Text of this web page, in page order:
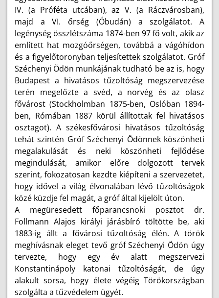
IV. (a Próféta utcában), az V. (a Ráczvárosban),
majd a VI. őrség (Óbudán) a szolgálatot. A
legénység összlétszáma 1874-ben 97 fő volt, akik az
említett hat mozgóőrségen, továbbá a vágóhídon
és a figyelőtoronyban teljesítettek szolgálatot. Gróf
Széchenyi Ödön munkájának tudható be az is, hogy
Budapest a hivatásos tűzoltóság megszervezése
terén megelőzte a svéd, a norvég és az olasz
fővárost (Stockholmban 1875-ben, Oslóban 1894-
ben, Rómában 1887 körül állítottak fel hivatásos
osztagot). A székesfővárosi hivatásos tűzoltóság
tehát szintén Gróf Széchenyi Ödönnek köszönheti
megalakulását és neki köszönheti fejlődése
megindulását, amikor előre dolgozott tervek
szerint, fokozatosan kezdte kiépíteni a szervezetet,
hogy idővel a világ élvonalában lévő tűzoltóságok
közé küzdje fel magát, a gróf által kijelölt úton.
A megüresedett főparancsnoki posztot dr.
Follmann Alajos királyi járásbíró töltötte be, aki
1883-ig állt a fővárosi tűzoltóság élén. A török
meghívásnak eleget tevő gróf Széchenyi Ödön úgy
tervezte, hogy egy év alatt megszervezi
Konstantinápoly katonai tűzoltóságát, de úgy
alakult sorsa, hogy élete végéig Törökországban
szolgálta a tűzvédelem ügyét.